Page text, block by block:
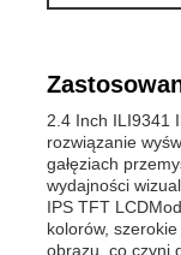
2.4 Inch ILI9341
rozwiązanie
gałęziach
wydajności
IPS TFT
kolorów,
obrazu, co czyni